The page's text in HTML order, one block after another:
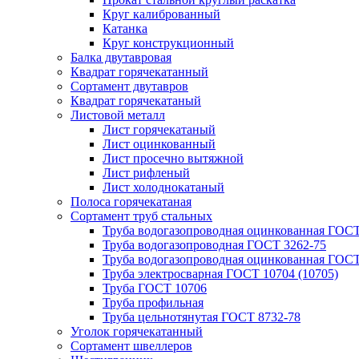
Круг калиброванный
Катанка
Круг конструкционный
Балка двутавровая
Квадрат горячекатанный
Сортамент двутавров
Квадрат горячекатаный
Листовой металл
Лист горячекатаный
Лист оцинкованный
Лист просечно вытяжной
Лист рифленый
Лист холоднокатаный
Полоса горячекатаная
Сортамент труб стальных
Труба водогазопроводная оцинкованная
Труба водогазопроводная ГОСТ 3262-75
Труба водогазопроводная оцинкованная
Труба электросварная ГОСТ 10704 (10705)
Труба ГОСТ 10706
Труба профильная
Труба цельнотянутая ГОСТ 8732-78
Уголок горячекатанный
Сортамент швеллеров